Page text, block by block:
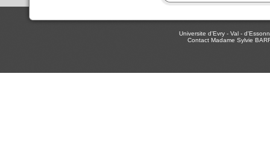
Universite d'Evry - Val -
Contact Madame Sylvie